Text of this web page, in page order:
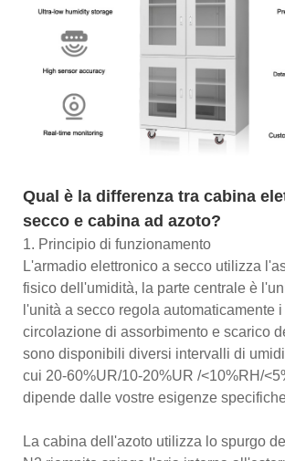
Qual è la differenza tra cabina
secco e cabina ad azoto?
1. Principio di funzionamento
L'armadio elettronico a secco utilizza
fisico dell'umidità, la parte centrale è
l'unità a secco regola automaticamente
circolazione di assorbimento e scarico
sono disponibili diversi intervalli di
cui 20-60%UR/10-20%UR /<10%RH/
dipende dalle vostre esigenze
La cabina dell'azoto utilizza lo spurgo